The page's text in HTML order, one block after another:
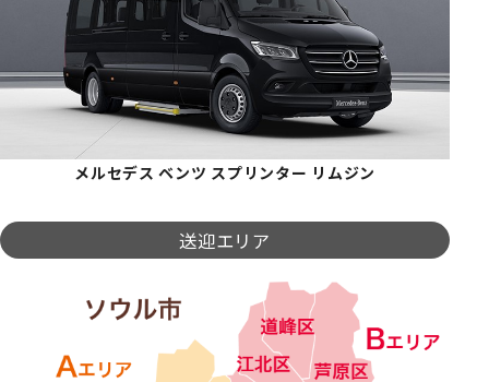
メルセデス ベンツ スプリンター リムジン
送迎エリア